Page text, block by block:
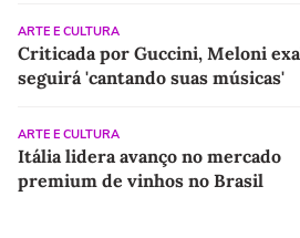
ARTE E CULTURA
Criticada por Guccini, Meloni
seguirá 'cantando suas músicas'
ARTE E CULTURA
Itália lidera avanço no mercado
premium de vinhos no Brasil